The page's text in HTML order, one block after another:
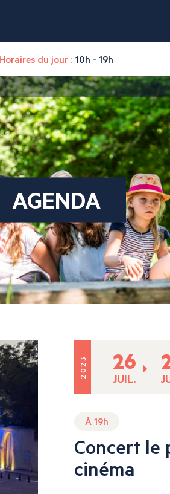
Horaires du jour : 10h - 19h
AGENDA
2023 26
JUIL.
À 19h
Concert le
cinéma